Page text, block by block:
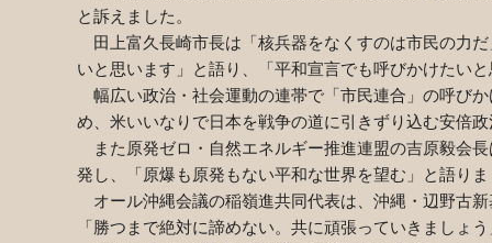
と訴えました。
田上富久長崎市長は「核兵器をなくすのは市民の力
いと思います」と語り、「平和宣言でも呼びかけたい
幅広い政治・社会運動の連帯で「市民連合」の呼び
め、米いいなりで日本を戦争の道に引きずり込む安倍
また原発ゼロ・自然エネルギー推進連盟の吉原毅会
発し、「原爆も原発もない平和な世界を望む」と語り
オール沖縄会議の稲嶺進共同代表は、沖縄・辺野古
「勝つまで絶対に諦めない。共に頑張っていきましょ